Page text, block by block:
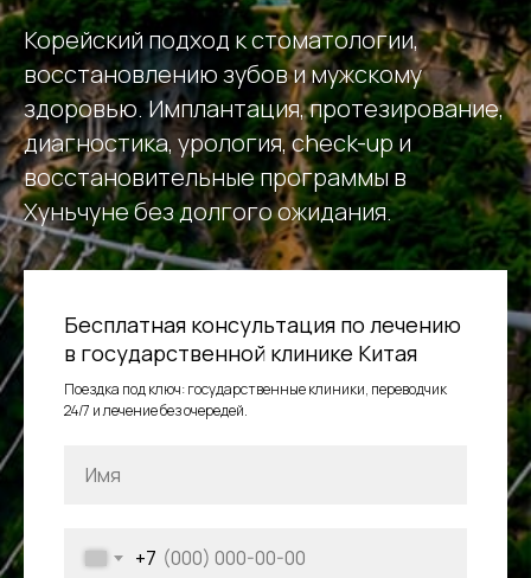
Корейский подход к стоматологии,
восстановлению зубов и мужскому
здоровью. Имплантация, протезирование,
диагностика, урология, check-up и
восстановительные программы в
Хуньчуне без долгого ожидания.
Бесплатная консультация по лечению
в государственной клинике Китая
Поездка под ключ: государственные клиники, переводчик
24/7 и лечение без очередей.
+7